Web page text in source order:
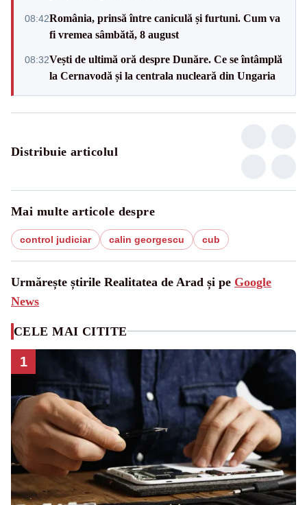
08:42România, prinsă între caniculă și furtuni. Cum va
fi vremea sâmbătă, 8 august
08:32Vești de ultimă oră despre Dunăre. Ce se întâmplă
la Cernavodă și la centrala nucleară din Ungaria
Distribuie articolul
Mai multe articole despre
control judiciar calin georgescu cub
Urmărește știrile Realitatea de Arad și pe Google
News
CELE MAI CITITE
1